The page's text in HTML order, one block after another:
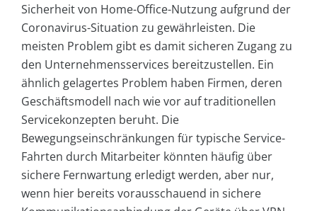
Sicherheit von Home-Office-Nutzung aufgrund der
Coronavirus-Situation zu gewährleisten. Die
meisten Problem gibt es damit sicheren Zugang zu
den Unternehmensservices bereitzustellen. Ein
ähnlich gelagertes Problem haben Firmen, deren
Geschäftsmodell nach wie vor auf traditionellen
Servicekonzepten beruht. Die
Bewegungseinschränkungen für typische Service-
Fahrten durch Mitarbeiter könnten häufig über
sichere Fernwartung erledigt werden, aber nur,
wenn hier bereits vorausschauend in sichere